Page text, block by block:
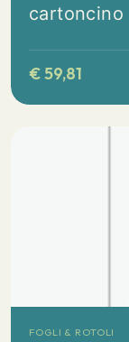
cartoncino
€59,81
FOGLI & ROTOLI